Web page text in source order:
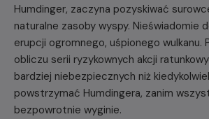
Humdinger, zaczyna pozyskiwać
naturalne zasoby wyspy. Nieświadomie
erupcji ogromnego, uśpionego wulkanu.
obliczu serii ryzykownych akcji
bardziej niebezpiecznych niż
powstrzymać Humdingera, zanim
bezpowrotnie wyginie.